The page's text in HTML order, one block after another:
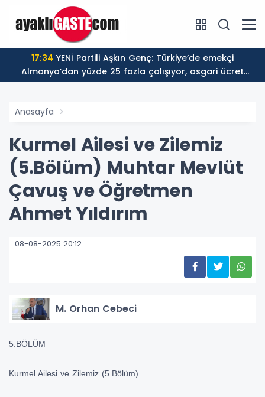
17:34
Almanya’dan yüzde 25 fazla çalışıyor, asgari ücret
ayın 18 gününe yetiyor
Anasayfa
Kurmel Ailesi ve Zilemiz
(5.Bölüm) Muhtar Mevlüt
Çavuş ve Öğretmen
Ahmet Yıldırım
08-08-2025 20:12
M. Orhan Cebeci
5.BÖLÜM
Kurmel Ailesi ve Zilemiz (5.Bölüm)